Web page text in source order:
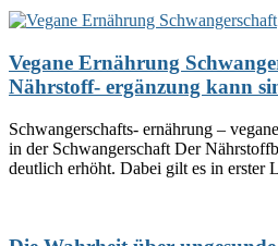
Vegane Ernährung
Nährstoff- ergänzung kann
Schwangerschafts- ernährung –
in der Schwangerschaft Der
deutlich erhöht. Dabei gilt es in erster